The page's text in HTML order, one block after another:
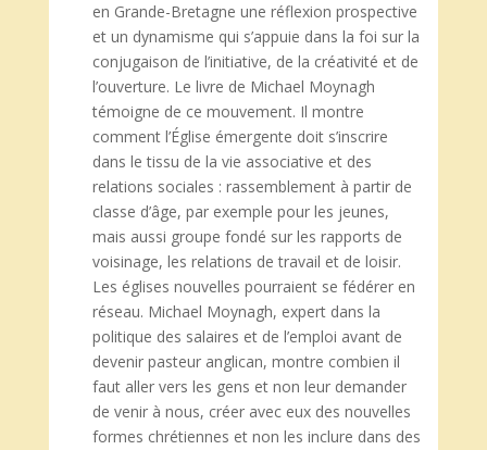
en Grande-Bretagne une réflexion prospective
et un dynamisme qui s’appuie dans la foi sur la
conjugaison de l’initiative, de la créativité et de
l’ouverture. Le livre de Michael Moynagh
témoigne de ce mouvement. Il montre
comment l’Église émergente doit s’inscrire
dans le tissu de la vie associative et des
relations sociales : rassemblement à partir de
classe d’âge, par exemple pour les jeunes,
mais aussi groupe fondé sur les rapports de
voisinage, les relations de travail et de loisir.
Les églises nouvelles pourraient se fédérer en
réseau. Michael Moynagh, expert dans la
politique des salaires et de l’emploi avant de
devenir pasteur anglican, montre combien il
faut aller vers les gens et non leur demander
de venir à nous, créer avec eux des nouvelles
formes chrétiennes et non les inclure dans des